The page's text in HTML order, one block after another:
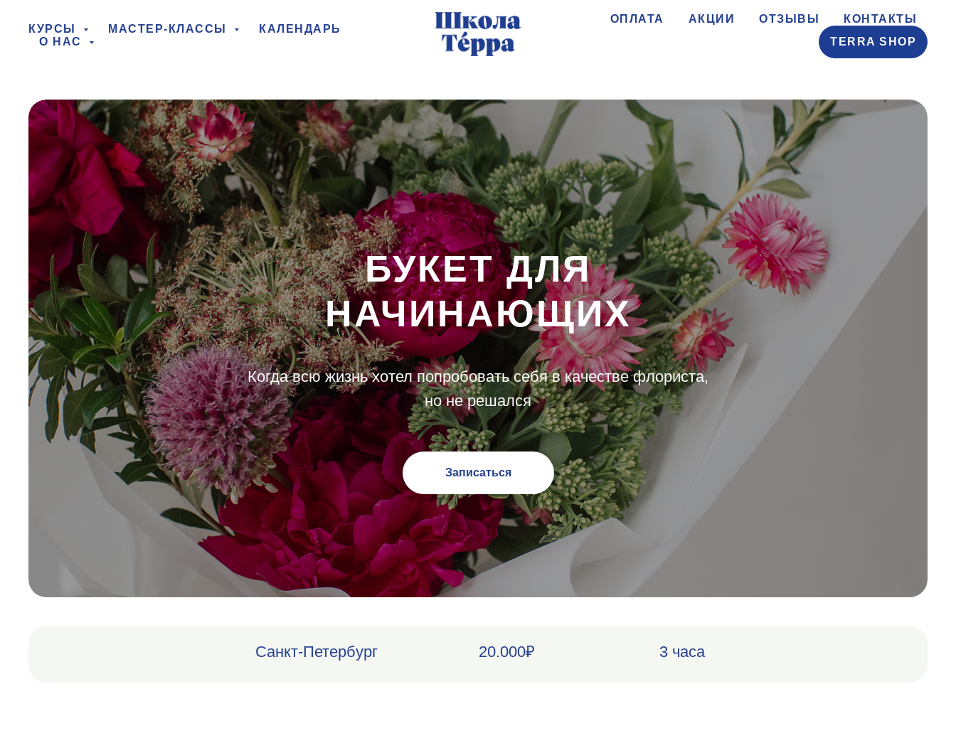
КУРСЫ МАСТЕР-КЛАССЫ
КАЛЕНДАРЬ
О НАС
ОПЛАТА АКЦИИ ОТЗЫВЫ
КОНТАКТЫ
TERRA SHOP
БУКЕТ ДЛЯ
НАЧИНАЮЩИХ
Когда всю жизнь хотел попробовать себя в качестве флориста,
но не решался
Записаться
20.000₽
Санкт-Петербург 3 часа